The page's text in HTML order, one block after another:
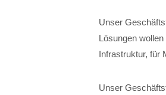
Unser
Lösungen
Infrastruktur, für
Unser